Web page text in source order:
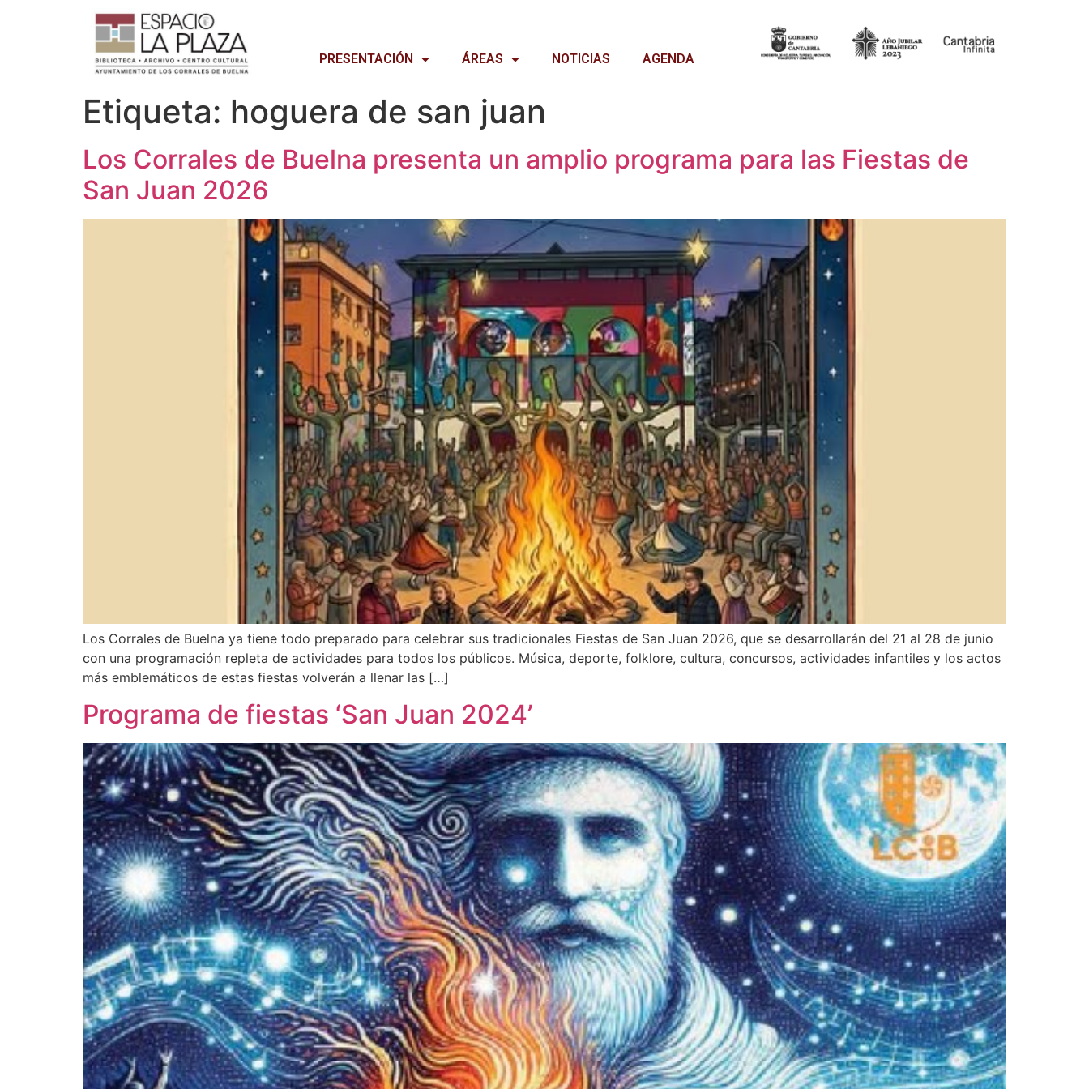
PRESENTACIÓN ÁREAS NOTICIAS AGENDA
Etiqueta: hoguera de san juan
Los Corrales de Buelna presenta un amplio programa para las Fiestas de
San Juan 2026
Los Corrales de Buelna ya tiene todo preparado para celebrar sus tradicionales Fiestas de San Juan 2026, que se desarrollarán del 21 al 28 de junio
con una programación repleta de actividades para todos los públicos. Música, deporte, folklore, cultura, concursos, actividades infantiles y los actos
más emblemáticos de estas fiestas volverán a llenar las […]
Programa de fiestas ‘San Juan 2024’